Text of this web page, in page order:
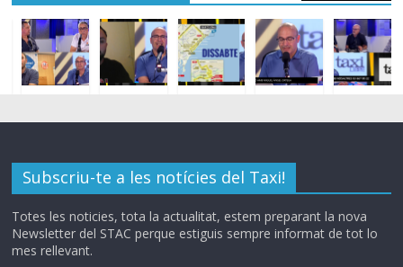
Subscriu-te a les notícies del Taxi!
Totes les noticies, tota la actualitat, estem preparant la nova
Newsletter del STAC perque estiguis sempre informat de tot lo
mes rellevant.